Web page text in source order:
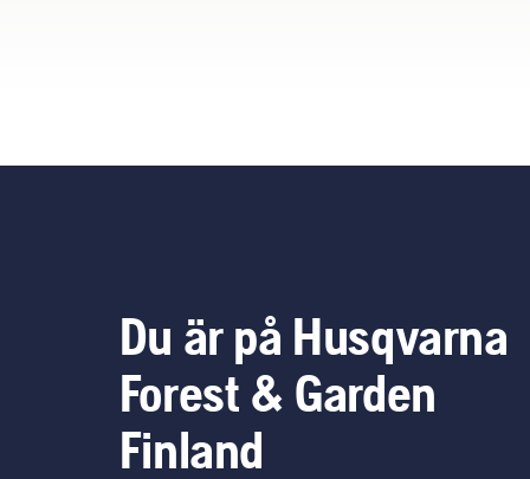
Du är på Husqvarna
Forest & Garden
Finland